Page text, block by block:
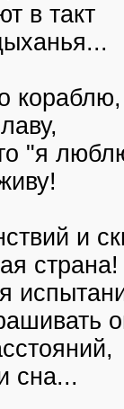
в такт
кораблю,
"я
и
страна!
сна...